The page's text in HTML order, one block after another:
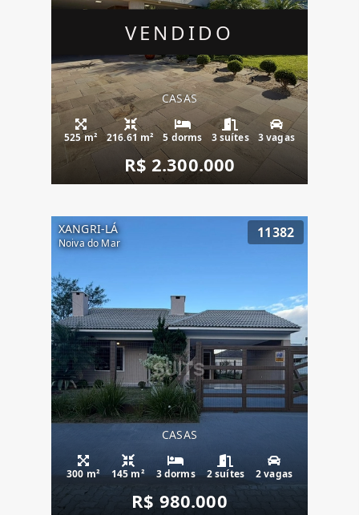
VENDIDO
CASAS
525 m² 216.61 m² 5 dorms 3 suítes 3 vagas
R$ 2.300.000
XANGRI-LÁ
Noiva do Mar
11382
CASAS
300 m² 145 m² 3 dorms 2 suítes 2 vagas
R$ 980.000